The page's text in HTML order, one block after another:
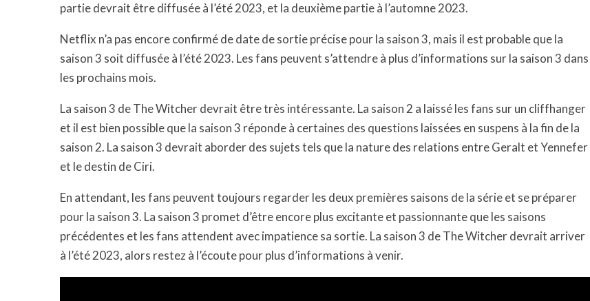
partie devrait être diffusée à l’été 2023, et la deuxième partie à l’automne 2023.
Netflix n’a pas encore confirmé de date de sortie précise pour la saison 3, mais il est probable que la
saison 3 soit diffusée à l’été 2023. Les fans peuvent s’attendre à plus d’informations sur la saison 3 dans
les prochains mois.
La saison 3 de The Witcher devrait être très intéressante. La saison 2 a laissé les fans sur un cliffhanger
et il est bien possible que la saison 3 réponde à certaines des questions laissées en suspens à la fin de la
saison 2. La saison 3 devrait aborder des sujets tels que la nature des relations entre Geralt et Yennefer
et le destin de Ciri.
En attendant, les fans peuvent toujours regarder les deux premières saisons de la série et se préparer
pour la saison 3. La saison 3 promet d’être encore plus excitante et passionnante que les saisons
précédentes et les fans attendent avec impatience sa sortie. La saison 3 de The Witcher devrait arriver
à l’été 2023, alors restez à l’écoute pour plus d’informations à venir.